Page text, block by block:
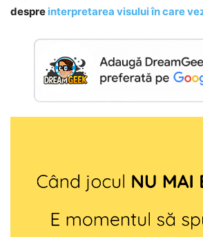
despre interpretarea visului în care